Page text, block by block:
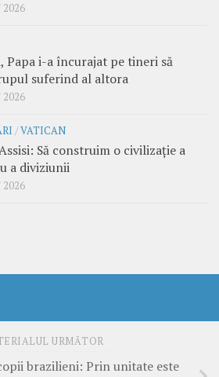
2026
Papa i-a încurajat pe tineri să
suferind al altora
2026
/VATICAN
Să construim o civilizație a
a diviziunii
2026
URMĂTOR
brazilieni: Prin unitate este